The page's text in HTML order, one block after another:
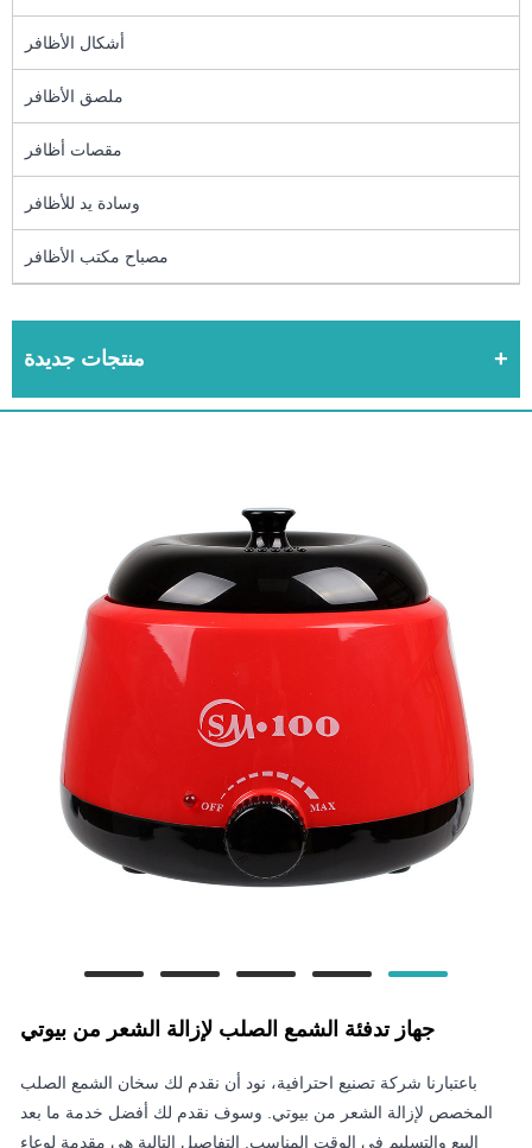
أشكال الأظافر
ملصق الأظافر
مقصات أظافر
وسادة يد للأظافر
مصباح مكتب الأظافر
منتجات جديدة
جهاز تدفئة الشمع الصلب لإزالة الشعر من بيوتي
باعتبارنا شركة تصنيع احترافية، نود أن نقدم لك سخان الشمع الصلب
المخصص لإزالة الشعر من بيوتي. وسوف نقدم لك أفضل خدمة ما بعد
البيع والتسليم في الوقت المناسب. التفاصيل التالية هي مقدمة لوعاء